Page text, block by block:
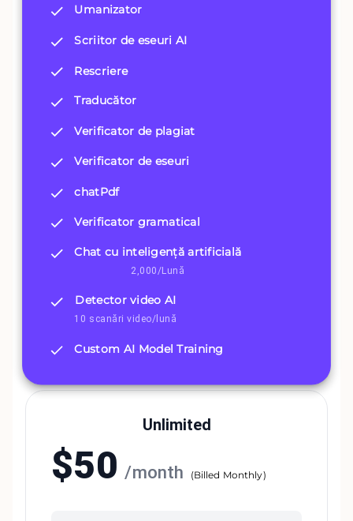
Umanizator
Scriitor de eseuri AI
Rescriere
Traducător
Verificator de plagiat
Verificator de eseuri
chatPdf
Verificator gramatical
Chat cu inteligență artificială
2,000/Lună
Detector video AI
10 scanări video/lună
Custom AI Model Training
Unlimited
$50 /month (Billed Monthly)